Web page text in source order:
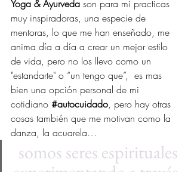
Yoga & Ayurveda son para mi practicas
muy inspiradoras, una especie de
mentoras, lo que me han enseñado, me
anima día a día a crear un mejor estilo
de vida, pero no los llevo como un
"estandarte" o “un tengo que”,  es mas
bien una opción personal de mi
cotidiano #autocuidado, pero hay otras
cosas también que me motivan como la
danza, la acuarela…
somos seres espirituales